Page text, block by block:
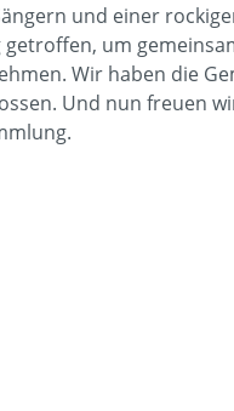
und einer
getroffen, um
Wir haben die
Und nun freuen